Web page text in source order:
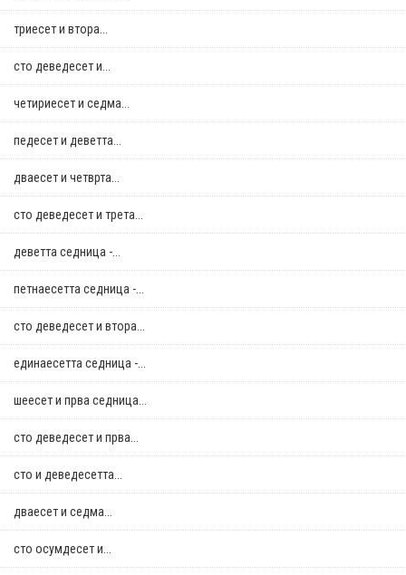
триесет и втора...
сто деведесет и...
четириесет и седма...
педесет и деветта...
дваесет и четврта...
сто деведесет и трета...
деветта седница -...
петнаесетта седница -...
сто деведесет и втора...
единаесетта седница -...
шеесет и прва седница...
сто деведесет и прва...
сто и деведесетта...
дваесет и седма...
сто осумдесет и...